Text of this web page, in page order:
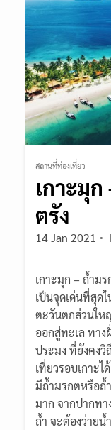
สถานที่ท่องเที่ยว
เกาะมุ
ตรัง
14 Jan 2021
เกาะมุก – ถ้ำม
เป็นจุดเด่นที่สุด
ตะวันตกส่วนให
ออกสู่ทะเล ทา
ประมง ที่ยังคงวิ
เที่ยวรอบเกาะ
มีถ้ำมรกตหรือถ้
มาก จากปากทา
ถ้ำ จะต้องว่ายน้